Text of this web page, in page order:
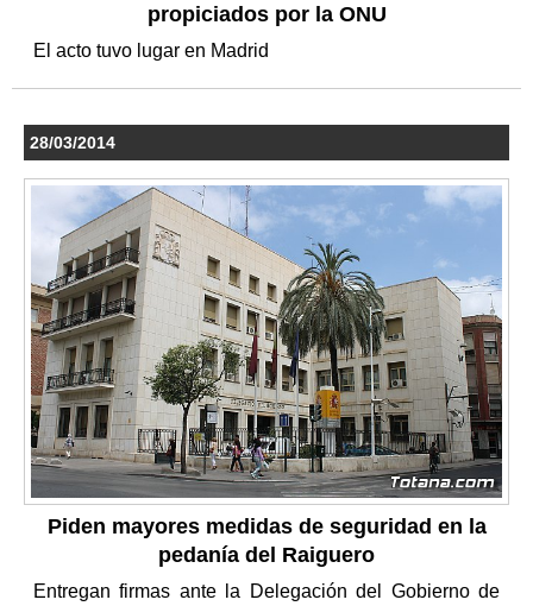
propiciados por la ONU
El acto tuvo lugar en Madrid
28/03/2014
Piden mayores medidas de seguridad en la
pedanía del Raiguero
Entregan firmas ante la Delegación del Gobierno de